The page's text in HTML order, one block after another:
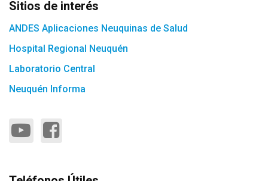
Sitios de interés
ANDES Aplicaciones Neuquinas de Salud
Hospital Regional Neuquén
Laboratorio Central
Neuquén Informa